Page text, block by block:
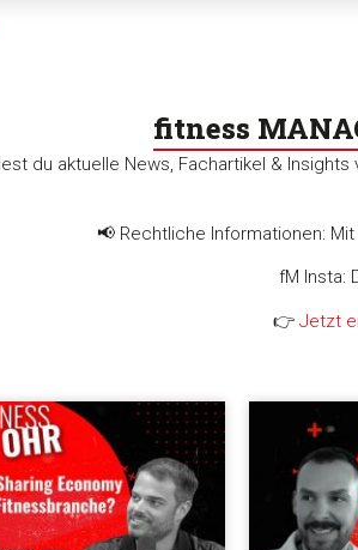
fitness
du aktuelle News, Fachartikel & Insights
📢 Rechtliche Informationen:
fM Insta:
👉 Jetzt